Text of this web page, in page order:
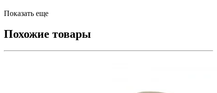
Показать еще
Похожие товары